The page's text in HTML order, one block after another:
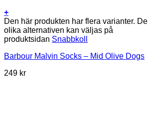
+
Den här produkten har flera varianter. De
olika alternativen kan väljas på
produktsidan Snabbkoll
Barbour Malvin Socks – Mid Olive Dogs
249 kr